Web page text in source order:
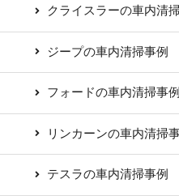
クライスラーの車内清
ジープの車内清掃事例
フォードの車内清掃事例
リンカーンの車内清掃
テスラの車内清掃事例